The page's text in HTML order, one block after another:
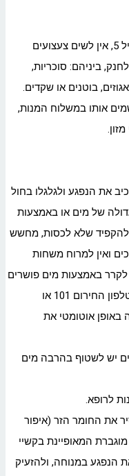
במשלוח מנות המיועד לילדים עד גיל 5, אין לשים צעצועים
ביניהם: סוכריות,
בוטנים או שקדים.
אותו במשלוח המנות,
את הנפגע ולגלגלו בחול
של מים או באמצעות
שלא לכסות, מחשש
ואין למרוח משחות
לקרר באמצעות מים פושרים
וזורמים בלבד, ולחייג מיד למד"א בטלפון החירום 101 או
באופן אוטומטי את
יש לשטוף בהרבה מים
לרופא.
את החומר הזר (איפור
המאופיינת בקשיי
הנפגע במנוחה, ולהזעיק